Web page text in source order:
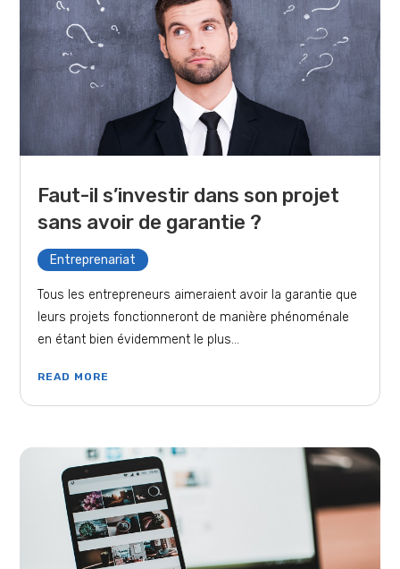
Faut-il s’investir dans son projet
sans avoir de garantie ?
Entreprenariat
Tous les entrepreneurs aimeraient avoir la garantie que
leurs projets fonctionneront de manière phénoménale
en étant bien évidemment le plus...
READ MORE